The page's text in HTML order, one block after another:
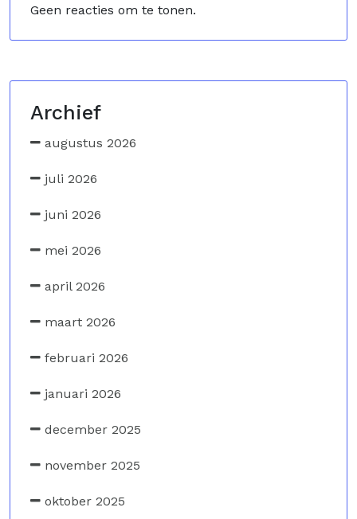
Geen reacties om te tonen.
Archief
augustus 2026
juli 2026
juni 2026
mei 2026
april 2026
maart 2026
februari 2026
januari 2026
december 2025
november 2025
oktober 2025